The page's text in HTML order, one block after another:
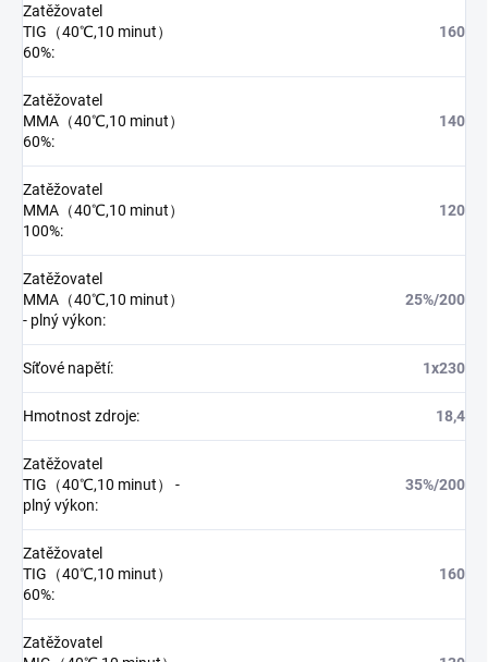
Zatěžovatel
TIG（40℃,10 minut）
60%:
160
Zatěžovatel
MMA（40℃,10 minut）
60%:
140
Zatěžovatel
MMA（40℃,10 minut）
100%:
120
Zatěžovatel
MMA（40℃,10 minut）
- plný výkon:
25%/200
Síťové napětí: 1x230
Hmotnost zdroje: 18,4
Zatěžovatel
TIG（40℃,10 minut） -
plný výkon:
35%/200
Zatěžovatel
TIG（40℃,10 minut）
60%:
160
Zatěžovatel